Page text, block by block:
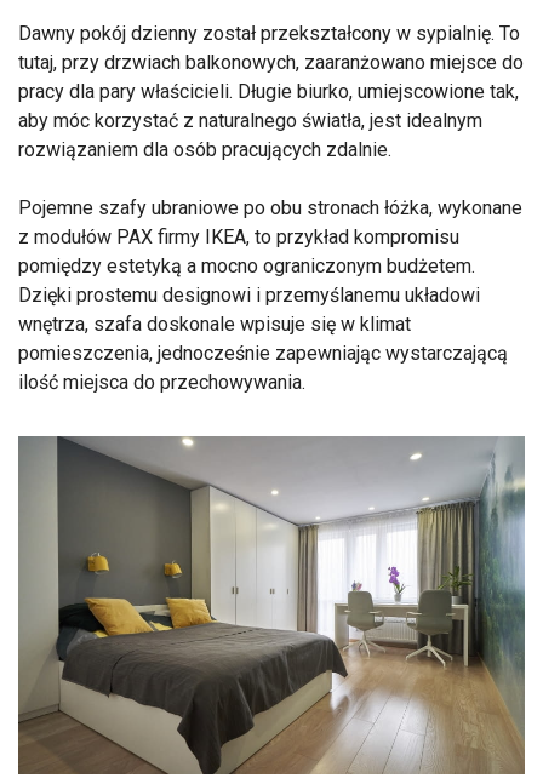
Dawny pokój dzienny został przekształcony w sypialnię. To
tutaj, przy drzwiach balkonowych, zaaranżowano miejsce do
pracy dla pary właścicieli. Długie biurko, umiejscowione tak,
aby móc korzystać z naturalnego światła, jest idealnym
rozwiązaniem dla osób pracujących zdalnie.
Pojemne szafy ubraniowe po obu stronach łóżka, wykonane
z modułów PAX firmy IKEA, to przykład kompromisu
pomiędzy estetyką a mocno ograniczonym budżetem.
Dzięki prostemu designowi i przemyślanemu układowi
wnętrza, szafa doskonale wpisuje się w klimat
pomieszczenia, jednocześnie zapewniając wystarczającą
ilość miejsca do przechowywania.